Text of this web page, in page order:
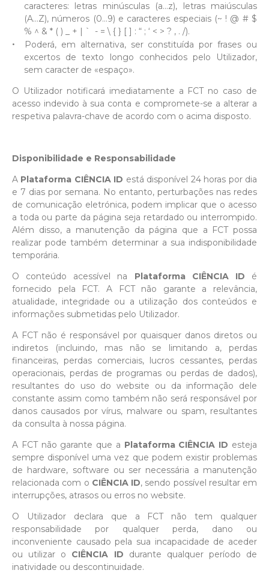
caracteres: letras minúsculas (a...z), letras maiúsculas
(A...Z), números (0...9) e caracteres especiais (~ ! @ # $
% ^ & * ( ) _ + | ` - = \ { } [ ] : “ ; ‘ < > ? , . /).
Poderá, em alternativa, ser constituída por frases ou
excertos de texto longo conhecidos pelo Utilizador,
sem caracter de «espaço».
O Utilizador notificará imediatamente a FCT no caso de
acesso indevido à sua conta e compromete-se a alterar a
respetiva palavra-chave de acordo com o acima disposto.
Disponibilidade e Responsabilidade
A Plataforma CIÊNCIA ID está disponível 24 horas por dia
e 7 dias por semana. No entanto, perturbações nas redes
de comunicação eletrónica, podem implicar que o acesso
a toda ou parte da página seja retardado ou interrompido.
Além disso, a manutenção da página que a FCT possa
realizar pode também determinar a sua indisponibilidade
temporária.
O conteúdo acessível na Plataforma CIÊNCIA ID é
fornecido pela FCT. A FCT não garante a relevância,
atualidade, integridade ou a utilização dos conteúdos e
informações submetidas pelo Utilizador.
A FCT não é responsável por quaisquer danos diretos ou
indiretos (incluindo, mas não se limitando a, perdas
financeiras, perdas comerciais, lucros cessantes, perdas
operacionais, perdas de programas ou perdas de dados),
resultantes do uso do website ou da informação dele
constante assim como também não será responsável por
danos causados por vírus, malware ou spam, resultantes
da consulta à nossa página.
A FCT não garante que a Plataforma CIÊNCIA ID esteja
sempre disponível uma vez que podem existir problemas
de hardware, software ou ser necessária a manutenção
relacionada com o CIÊNCIA ID, sendo possível resultar em
interrupções, atrasos ou erros no website.
O Utilizador declara que a FCT não tem qualquer
responsabilidade por qualquer perda, dano ou
inconveniente causado pela sua incapacidade de aceder
ou utilizar o CIÊNCIA ID durante qualquer período de
inatividade ou descontinuidade.